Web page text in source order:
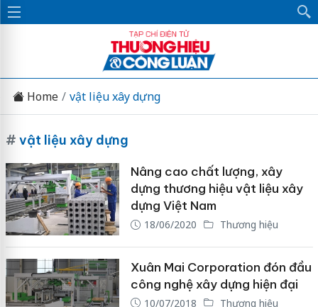
Home vật liệu xây dựng
# vật liệu xây dựng
Nâng cao chất lượng, xây
dựng thương hiệu vật liệu xây
dựng Việt Nam
18/06/2020 Thương hiệu
Xuân Mai Corporation đón đầu
công nghệ xây dựng hiện đại
10/07/2018 Thương hiệu